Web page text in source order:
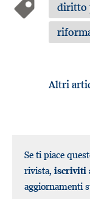
diritto
Altri
Se ti piace
rivista, iscriviti
aggiornamenti